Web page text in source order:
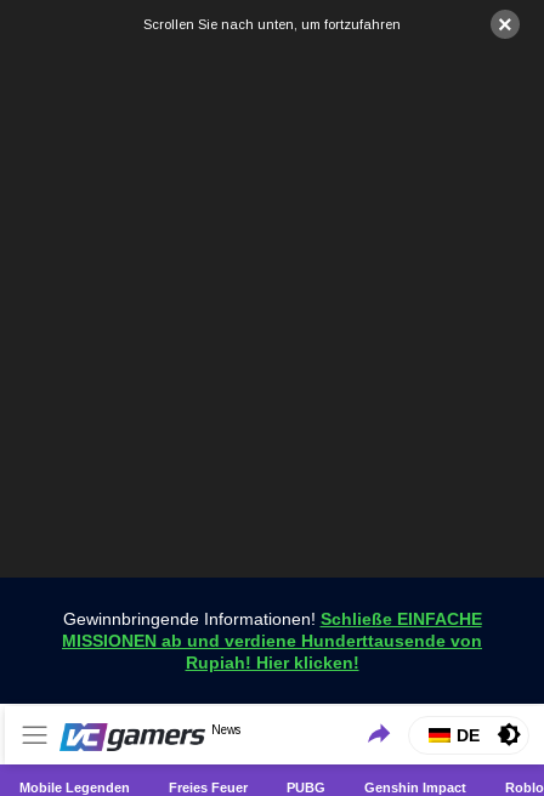
×
Scrollen Sie nach unten, um fortzufahren
Gewinnbringende Informationen! Schließe EINFACHE
MISSIONEN ab und verdiene Hunderttausende von
Rupiah! Hier klicken!
VCGamers-Neuigkeiten
News
Holen Sie sich die neuesten Spielnachrichten nur bei
VCGamers
DE
Mobile Legenden Freies Feuer PUBG Genshin Impact